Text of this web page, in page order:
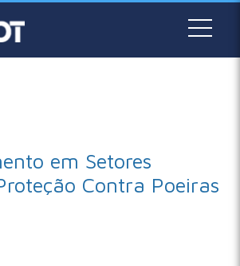
em Setores
Contra Poeiras